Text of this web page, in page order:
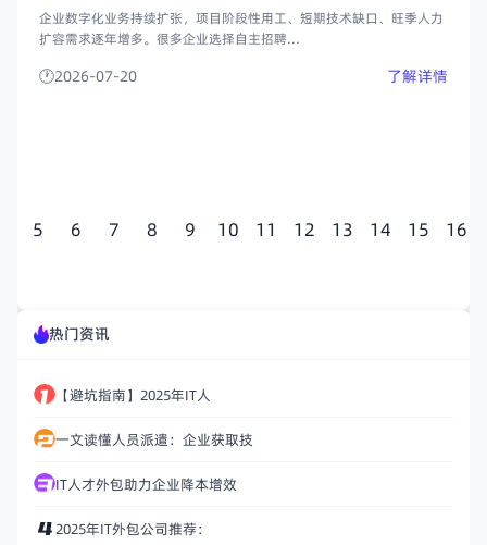
企业数字化业务持续扩张，项目阶段性用工、短期技术缺口、旺季人力
扩容需求逐年增多。很多企业选择自主招聘...
2026-07-20 了解详情
5 6 7 8 9 10 11 12 13 14 15 16
热门资讯
【避坑指南】2025年IT人
一文读懂人员派遣：企业获取技
IT人才外包助力企业降本增效
2025年IT外包公司推荐：